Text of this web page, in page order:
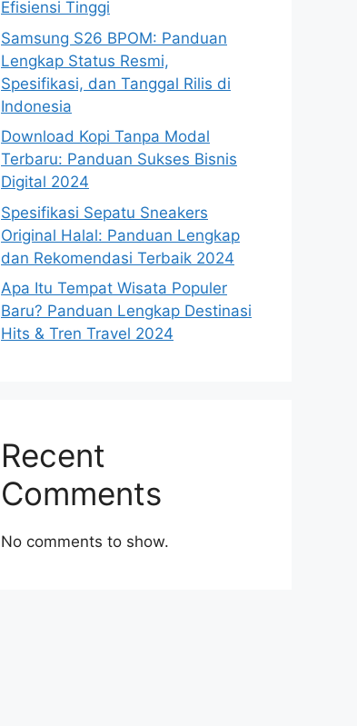
Efisiensi Tinggi
Samsung S26 BPOM: Panduan
Lengkap Status Resmi,
Spesifikasi, dan Tanggal Rilis di
Indonesia
Download Kopi Tanpa Modal
Terbaru: Panduan Sukses Bisnis
Digital 2024
Spesifikasi Sepatu Sneakers
Original Halal: Panduan Lengkap
dan Rekomendasi Terbaik 2024
Apa Itu Tempat Wisata Populer
Baru? Panduan Lengkap Destinasi
Hits & Tren Travel 2024
Recent
Comments
No comments to show.